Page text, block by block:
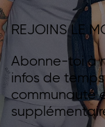
REJOINS LE
Abonne-toi à
infos de
communauté